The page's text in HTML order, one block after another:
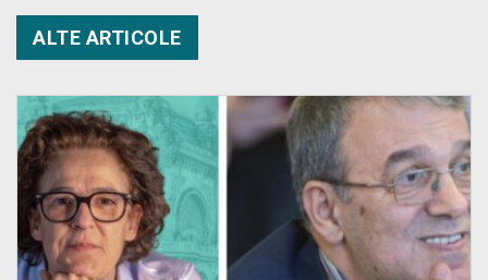
ALTE ARTICOLE